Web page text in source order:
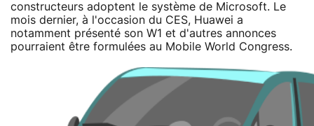
constructeurs adoptent le système de Microsoft. Le
mois dernier, à l'occasion du CES, Huawei a
notamment présenté son W1 et d'autres annonces
pourraient être formulées au Mobile World Congress.